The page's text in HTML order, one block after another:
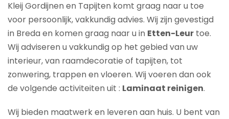
Kleij Gordijnen en Tapijten komt graag naar u toe
voor persoonlijk, vakkundig advies. Wij zijn gevestigd
in Breda en komen graag naar u in Etten-Leur toe.
Wij adviseren u vakkundig op het gebied van uw
interieur, van raamdecoratie of tapijten, tot
zonwering, trappen en vloeren. Wij voeren dan ook
de volgende activiteiten uit : Laminaat reinigen.
Wij bieden maatwerk en leveren aan huis. U bent van